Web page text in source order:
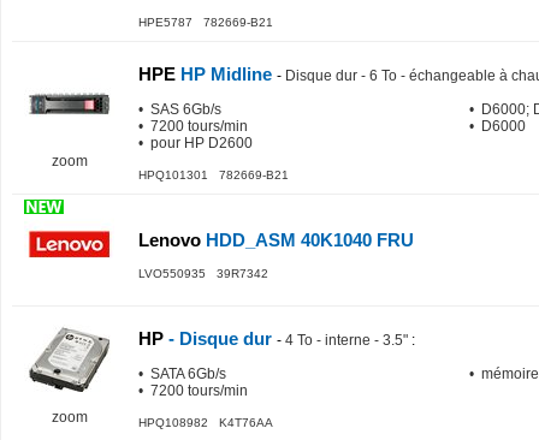
HPE5787 782669-B21
zoom
HPE HP Midline - Disque dur - 6 To - échangeable à
• SAS 6Gb/s
• 7200 tours/min
• pour HP D2600
• D6000;
• D6000
HPQ101301 782669-B21
Lenovo HDD_ASM 40K1040 FRU
LVO550935 39R7342
zoom
HP - Disque dur - 4 To - interne - 3.5" :
• SATA 6Gb/s
• 7200 tours/min
•
HPQ108982 K4T76AA